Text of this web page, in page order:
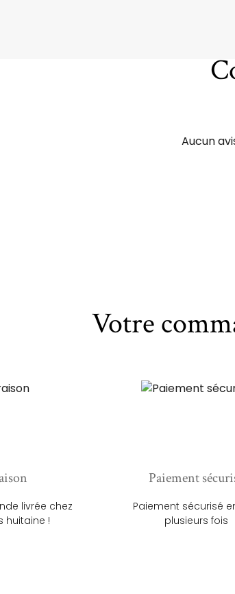
Aucun
Votre
livrée chez
huitaine !
Paiement
Paiement sécurisé
plusieurs fois